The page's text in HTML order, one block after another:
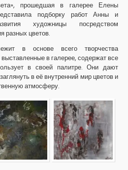
прошедшая в галерее Елены
подборку работ Анны и
художницы посредством
разных цветов.
в основе всего творчества
в галерее, содержат все
в своей палитре. Они дают
в её внутренний мир цветов и
атмосферу.